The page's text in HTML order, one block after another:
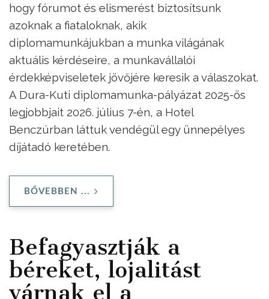
hogy fórumot és elismerést biztosítsunk
azoknak a fiataloknak, akik
diplomamunkájukban a munka világának
aktuális kérdéseire, a munkavállalói
érdekképviseletek jövőjére keresik a válaszokat.
A Dura-Kuti diplomamunka-pályázat 2025-ös
legjobbjait 2026. július 7-én, a Hotel
Benczúrban láttuk vendégül egy ünnepélyes
díjátadó keretében.
BŐVEBBEN ...
Befagyasztják a
béreket, lojalitást
várnak el a